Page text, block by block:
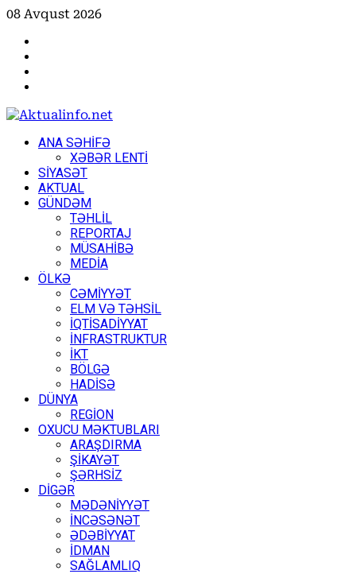
Skip
content
08 Avqust 2026
PrimaryANA SƏHİFƏ
XƏBƏR LENTİ
SİYASƏT
AKTUAL
GÜNDƏM
TƏHLİL
REPORTAJ
MÜSAHİBƏ
MEDİA
ÖLKƏ
CƏMİYYƏT
ELM VƏ TƏHSİL
İQTİSADİYYAT
İNFRASTRUKTUR
İKT
BÖLGƏ
HADİSƏ
DÜNYA
REGİON
OXUCU MƏKTUBLARI
ARAŞDIRMA
ŞİKAYƏT
ŞƏRHSİZ
DİGƏR
MƏDƏNİYYƏT
İNCƏSƏNƏT
ƏDƏBİYYAT
İDMAN
SAĞLAMLIQ